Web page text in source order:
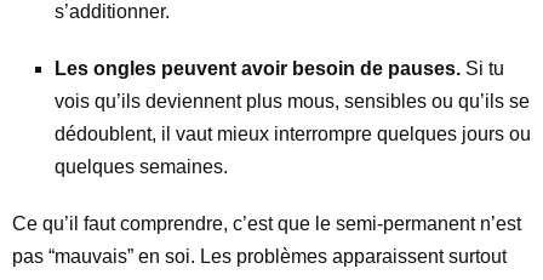
s’additionner.
Les ongles peuvent avoir besoin de pauses. Si tu
vois qu’ils deviennent plus mous, sensibles ou qu’ils se
dédoublent, il vaut mieux interrompre quelques jours ou
quelques semaines.
Ce qu’il faut comprendre, c’est que le semi-permanent n’est
pas “mauvais” en soi. Les problèmes apparaissent surtout